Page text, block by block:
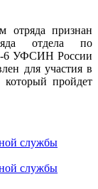
отряда признан
отдела по
6 УФСИН России
для участия в
который пройдет